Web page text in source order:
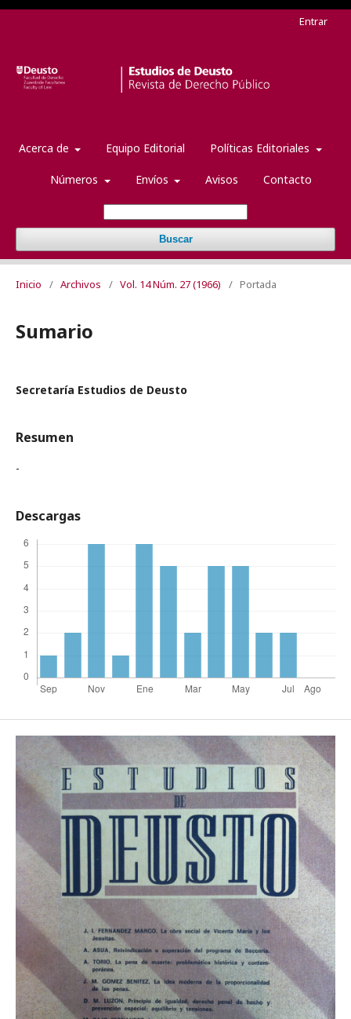
Acerca de Equipo Editorial Políticas Editoriales
Números Envíos Avisos Contacto
Buscar
Entrar
Inicio / Archivos / Vol. 14 Núm. 27 (1966) / Portada
Sumario
Secretaría Estudios de Deusto
Resumen
-
Descargas